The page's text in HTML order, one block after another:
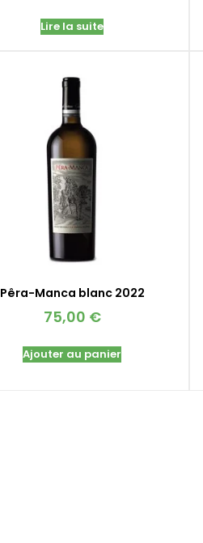
Lire la suite
Pêra-Manca blanc 2022
75,00 €
Ajouter au panier